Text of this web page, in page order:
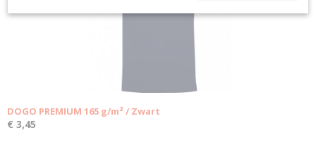
DOGO PREMIUM 165 g/m² / Zwart
€ 3,45